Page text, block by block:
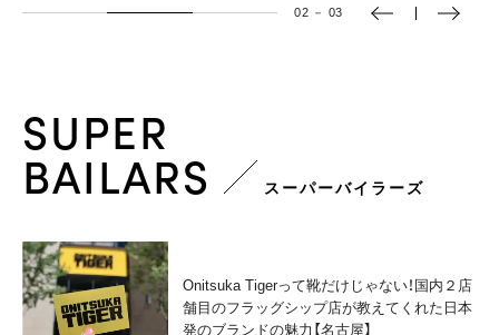
03 － 03
SUPER
BAILARS スーパーバイラーズ
Onitsuka Tigerって靴だけじゃない！国内２店
舗目のフラッグシップ店が教えてくれた日本
発のブランドの魅力【名古屋】